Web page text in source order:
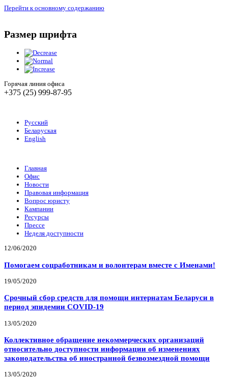
Перейти к основному содержанию
Размер шрифта
Горячая линия офиса
+375 (25) 999-87-95
Русский
Беларуская
English
Главная
Офис
Новости
Правовая информация
Вопрос юристу
Кампании
Ресурсы
Прессе
Неделя доступности
12/06/2020
Помогаем соцработникам и волонтерам вместе с Именами!
19/05/2020
Срочный сбор средств для помощи интернатам Беларуси в
период эпидемии COVID-19
13/05/2020
Коллективное обращение некоммерческих организаций
относительно доступности информации об изменениях
законодательства об иностранной безвозмездной помощи
13/05/2020